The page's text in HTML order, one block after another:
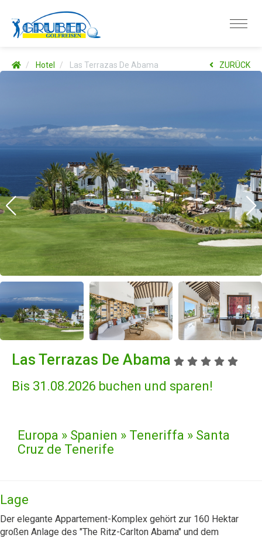
Hotel Las Terrazas De Abama ZURÜCK
Las Terrazas De Abama
Bis 31.08.2026 buchen und sparen!
Europa » Spanien » Teneriffa » Santa
Cruz de Tenerife
Lage
Der elegante Appartement-Komplex gehört zur 160 Hektar
großen Anlage des "The Ritz-Carlton Abama" und dem